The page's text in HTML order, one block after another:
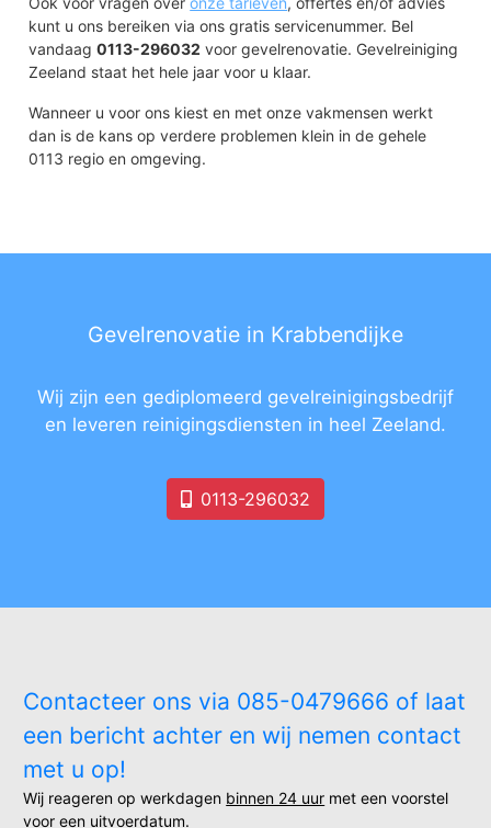
kunt u ons bereiken via ons gratis servicenummer. Bel
vandaag0113-296032 voor gevelrenovatie. Gevelreiniging
Zeeland staat het hele jaar voor u klaar.
Wanneer u voor ons kiest en met onze vakmensen werkt
dan is de kans op verdere problemen klein in de gehele
0113 regio en omgeving.
Gevelrenovatie in Krabbendijke
Wij zijn een gediplomeerd gevelreinigingsbedrijf
en leveren reinigingsdiensten in heel Zeeland.
0113-296032
Contacteer ons via 085-0479666 of laat
een bericht achter en wij nemen contact
met u op!
Wij reageren op werkdagen binnen 24 uur met een voorstel
voor een uitvoerdatum.